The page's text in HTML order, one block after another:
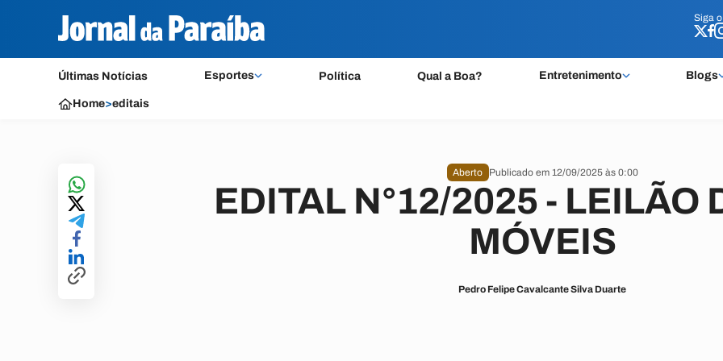
Siga o
Últimas Notícias Esportes Política Qual a Boa? Entretenimento Blogs
Siga o
Home>editais
Aberto Publicado em 12/09/2025 às 0:00
EDITAL N°12/2025 - LEILÃO
MÓVEIS
Pedro Felipe Cavalcante Silva Duarte